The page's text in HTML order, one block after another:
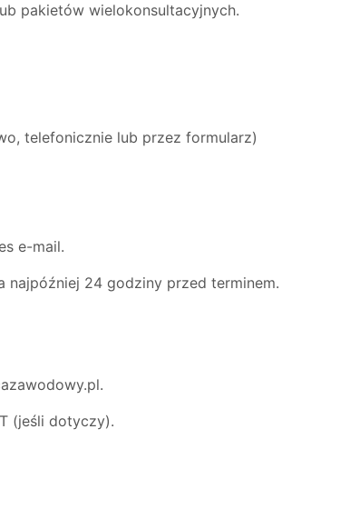
pakietów wielokonsultacyjnych.
telefonicznie lub przez formularz)
e-mail.
najpóźniej 24 godziny przed terminem.
(jeśli dotyczy).